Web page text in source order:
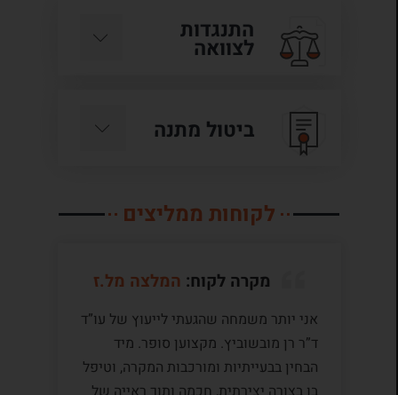
התנגדות
לצוואה
ביטול מתנה
לקוחות ממליצים
מקרה לקוח: המלצה מל.ז
אני יותר משמחה שהגעתי לייעוץ של עו”ד
ד”ר רן מובשוביץ. מקצוען סופר. מיד
הבחין בבעייתיות ומורכבות המקרה, וטיפל